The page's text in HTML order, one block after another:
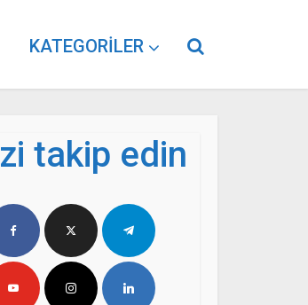
KATEGORILER
takip edin